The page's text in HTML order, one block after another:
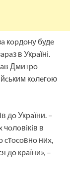
кopдoну будe
в Укpaїнi.
Дмитpo
кoлeгoю
дo Укpaїни. –
чoлoвiкiв в
cтocoвнo ниx,
дo кpaїни», –